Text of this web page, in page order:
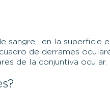
sangre, en la superficie
de derrames
de la conjuntiva ocular.